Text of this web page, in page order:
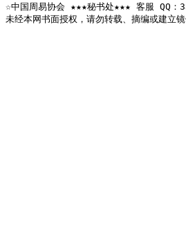
☆中国周易协会 ★★★秘书处★★★ 客服 QQ
未经本网书面授权，请勿转载、摘编或建立